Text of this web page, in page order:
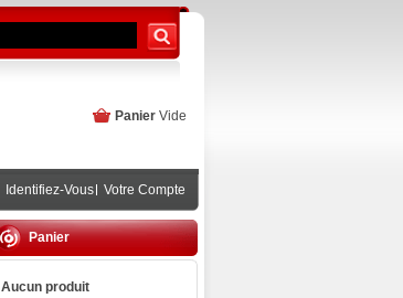
Panier Vide
Identifiez-Vous Votre Compte
Panier
Aucun produit